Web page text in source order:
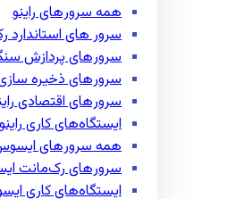
همه سرور‌های راینو
سرور ‌های استاندارد
سرور‌های پردازش
سرور‌های ذخیره سازی
سرور‌های اقتصادی
ایستگاه‌های کاری راینو
همه سرور‌های
سرور‌های رک‌مانت
ایستگاه‌های کاری